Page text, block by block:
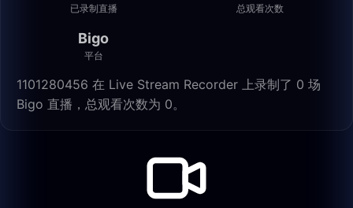
已录制直播 总观看次数
Bigo
平台
1101280456 在 Live Stream Recorder 上录制了 0 场
Bigo 直播，总观看次数为 0。